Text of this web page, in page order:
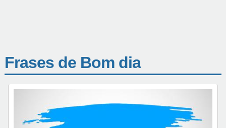
Frases de Bom dia